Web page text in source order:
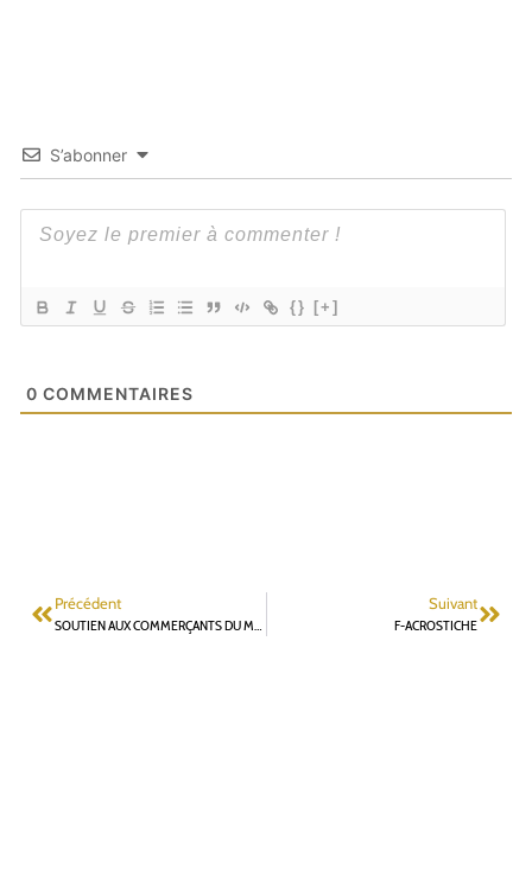
S’abonner
{} [+]
0 COMMENTAIRES
Précédent
SOUTIEN AUX COMMERÇANTS DU MARCHÉ PAR UN FONTENAISIEN
Suivant
F-ACROSTICHE